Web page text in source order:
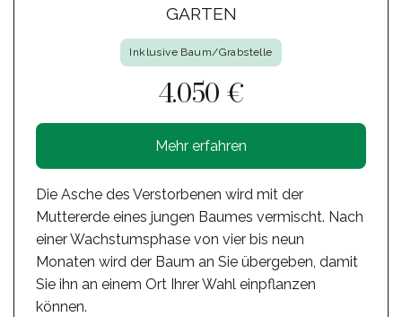
GARTEN
Inklusive Baum/Grabstelle
4.050 €
Mehr erfahren
Die Asche des Verstorbenen wird mit der
Muttererde eines jungen Baumes vermischt. Nach
einer Wachstumsphase von vier bis neun
Monaten wird der Baum an Sie übergeben, damit
Sie ihn an einem Ort Ihrer Wahl einpflanzen
können.